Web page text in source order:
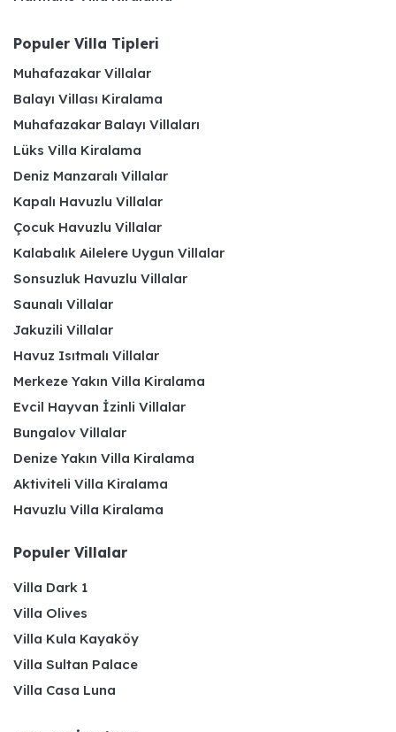
Populer Villa Tipleri
Muhafazakar Villalar
Balayı Villası Kiralama
Muhafazakar Balayı Villaları
Lüks Villa Kiralama
Deniz Manzaralı Villalar
Kapalı Havuzlu Villalar
Çocuk Havuzlu Villalar
Kalabalık Ailelere Uygun Villalar
Sonsuzluk Havuzlu Villalar
Saunalı Villalar
Jakuzili Villalar
Havuz Isıtmalı Villalar
Merkeze Yakın Villa Kiralama
Evcil Hayvan İzinli Villalar
Bungalov Villalar
Denize Yakın Villa Kiralama
Aktiviteli Villa Kiralama
Havuzlu Villa Kiralama
Populer Villalar
Villa Dark 1
Villa Olives
Villa Kula Kayaköy
Villa Sultan Palace
Villa Casa Luna